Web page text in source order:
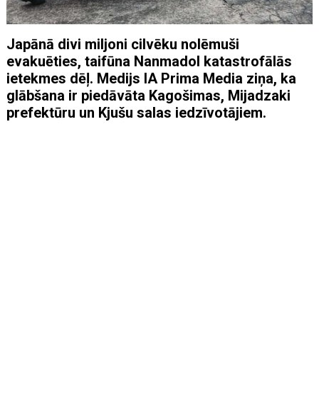
Japānā divi miljoni cilvēku nolēmuši
evakuēties, taifūna Nanmadol katastrofālās
ietekmes dēļ. Medijs IA Prima Media ziņa, ka
glābšana ir piedāvāta Kagošimas, Mijadzaki
prefektūru un Kjušu salas iedzīvotājiem.